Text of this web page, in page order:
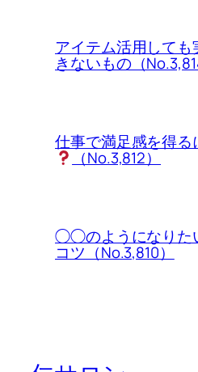
アイテム活用しても
きないもの（
仕事で満足感を得る
（No.3,812）
◯◯のようになりた
コツ（No.3,810）